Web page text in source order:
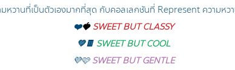
มหวานที่เป็นตัวเองมากที่สุด กับคอลเลกชันที่ Represent ความหว
❤️🍓 SWEET BUT CLASSY
💚🍫 SWEET BUT COOL
💜🩷 SWEET BUT GENTLE